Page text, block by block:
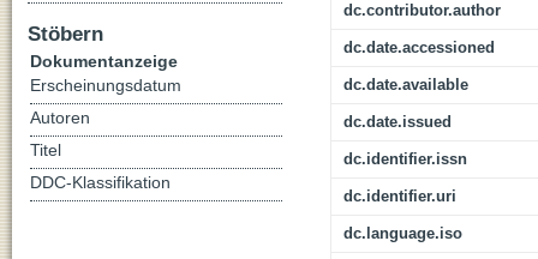
dc.contributor.author
dc.date.accessioned
dc.date.available
dc.date.issued
dc.identifier.issn
dc.identifier.uri
dc.language.iso
Stöbern
Dokumentanzeige
Erscheinungsdatum
Autoren
Titel
DDC-Klassifikation